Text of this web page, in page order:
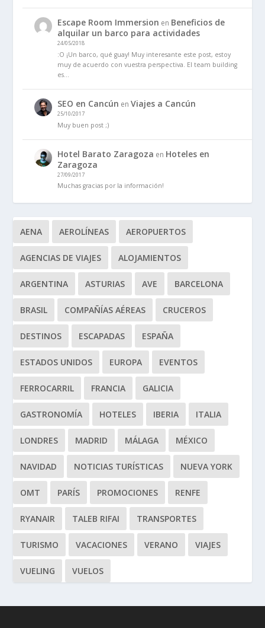
Escape Room Immersion en Beneficios de
alquilar un barco para actividades
24/05/2018
:O ¡Un barco, qué guay! Muy interesante este post, estoy
muy de acuerdo con vuestra perspectiva. El team building
es…
SEO en Cancún enViajes a Cancún
25/10/2017
Muy buen post ;)
Hotel Barato Zaragoza en Hoteles en
Zaragoza
27/09/2017
Muchas gracias por la información!
AENA AEROLÍNEAS AEROPUERTOS
AGENCIAS DE VIAJES ALOJAMIENTOS
ARGENTINA ASTURIAS AVE BARCELONA
BRASIL COMPAÑÍAS AÉREAS CRUCEROS
DESTINOS ESCAPADAS ESPAÑA
ESTADOS UNIDOS EUROPA EVENTOS
FERROCARRIL FRANCIA GALICIA
GASTRONOMÍA HOTELES IBERIA ITALIA
LONDRES MADRID MÁLAGA MÉXICO
NAVIDAD NOTICIAS TURÍSTICAS NUEVA YORK
OMT PARÍS PROMOCIONES RENFE
RYANAIR TALEB RIFAI TRANSPORTES
TURISMO VACACIONES VERANO VIAJES
VUELING VUELOS